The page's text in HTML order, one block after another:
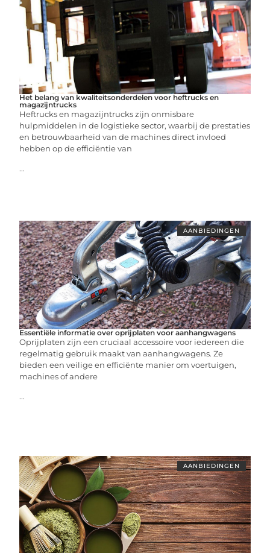
Het belang van kwaliteitsonderdelen voor heftrucks en
magazijntrucks
Heftrucks en magazijntrucks zijn onmisbare
hulpmiddelen in de logistieke sector, waarbij de prestaties
en betrouwbaarheid van de machines direct invloed
hebben op de efficiëntie van
...
AANBIEDINGEN
Essentiële informatie over oprijplaten voor aanhangwagens
Oprijplaten zijn een cruciaal accessoire voor iedereen die
regelmatig gebruik maakt van aanhangwagens. Ze
bieden een veilige en efficiënte manier om voertuigen,
machines of andere
...
AANBIEDINGEN